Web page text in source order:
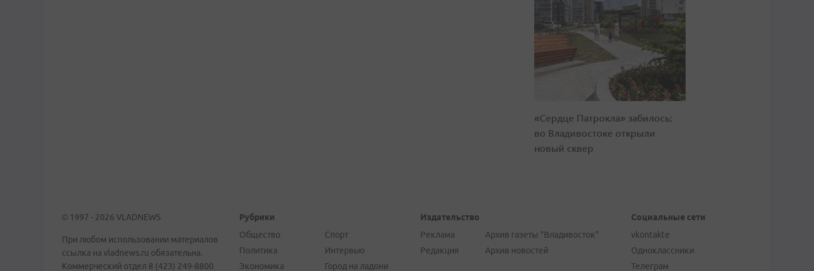
«Сердце Патрокла» забилось:
во Владивостоке открыли
новый сквер
© 1997 - 2026 VLADNEWS
При любом использовании материалов
ссылка на vladnews.ru обязательна.
Коммерческий отдел 8 (423) 249-8800
Рубрики
Общество
Политика
Экономика
Спорт
Интервью
Город на ладони
Издательство
Реклама
Редакция
Архив газеты "Владивосток"
Архив новостей
Социальные сети
vkontakte
Одноклассники
Телеграм